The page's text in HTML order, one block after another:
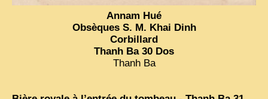
Annam Hué
Obsèques S. M. Khai Dinh
Corbillard
Thanh Ba 30 Dos
Thanh Ba